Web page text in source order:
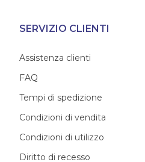
SERVIZIO CLIENTI
Assistenza clienti
FAQ
Tempi di spedizione
Condizioni di vendita
Condizioni di utilizzo
Diritto di recesso